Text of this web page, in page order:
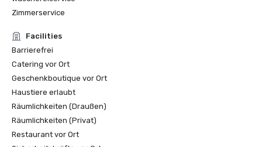
Condé Nast Traveler Readers' Choice Awards 2019
„Die besten Resorts in Nordkalifornien“ - #9
Zimmerservice
Facilities
Barrierefrei
Catering vor Ort
Geschenkboutique vor Ort
Haustiere erlaubt
Räumlichkeiten (Draußen)
Räumlichkeiten (Privat)
Restaurant vor Ort